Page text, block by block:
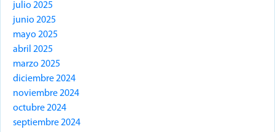
julio 2025
junio 2025
mayo 2025
abril 2025
marzo 2025
diciembre 2024
noviembre 2024
octubre 2024
septiembre 2024